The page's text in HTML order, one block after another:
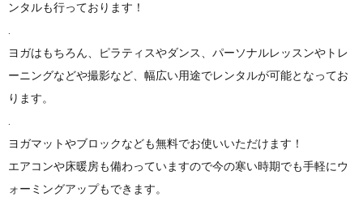
ンタルも行っております！
ヨガはもちろん、ピラティスやダンス、パーソナルレッスンやトレ
ーニングなどや撮影など、幅広い用途でレンタルが可能となってお
ります。
ヨガマットやブロックなども無料でお使いいただけます！
エアコンや床暖房も備わっていますので今の寒い時期でも手軽にウ
ォーミングアップもできます。